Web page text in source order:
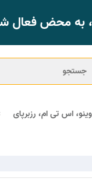
به محض
اس تی ام، رزبرپای